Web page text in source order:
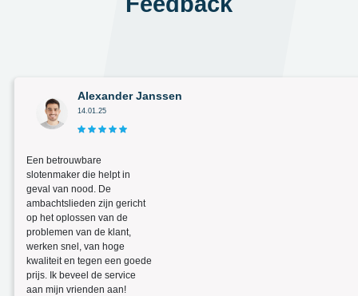
Alexander Janssen
14.01.25
Een betrouwbare
slotenmaker die helpt in
geval van nood. De
ambachtslieden zijn gericht
op het oplossen van de
problemen van de klant,
werken snel, van hoge
kwaliteit en tegen een goede
prijs. Ik beveel de service
aan mijn vrienden aan!